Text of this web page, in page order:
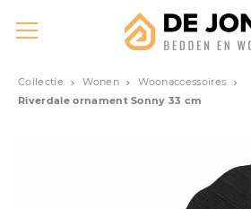
Collectie Wonen
Woonaccessoires
Riverdale ornament Sonny 33 cm